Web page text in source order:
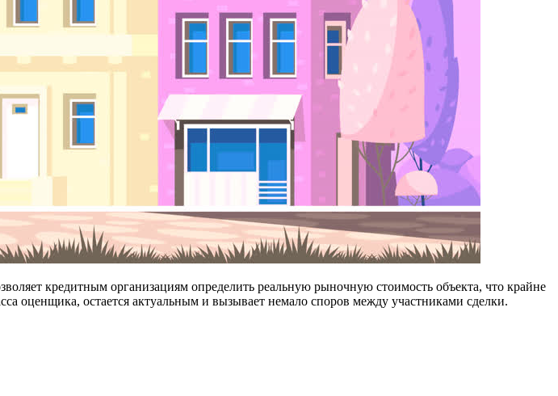
кредитным организациям определить реальную рыночную стоимость объекта, что крайне
оценщика, остается актуальным и вызывает немало споров между участниками сделки.